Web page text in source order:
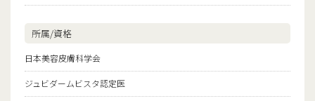
所属/資格
日本美容皮膚科学会
ジュビダームビスタ認定医